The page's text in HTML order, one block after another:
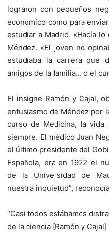
lograron con pequeños
económico como para
estudiar a Madrid. «Hacía
Méndez. «El joven no
estudiaba la carrera que
amigos de la familia… o el
El insigne Ramón y Cajal,
entusiasmo de Méndez por
curso de Medicina, la vida
siempre. El médico Juan
el último presidente del
Española, era en 1922 el
de la Universidad de
nuestra inquietud”,
“Casi todos estábamos
de la ciencia [Ramón y